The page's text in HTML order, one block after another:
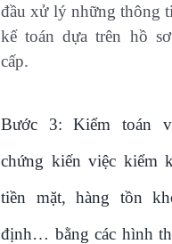
đầu xử lý những thông
kế toán dựa trên hồ
Bước 3: Kiểm toán
chứng kiến việc kiểm
tiền mặt, hàng tồn
định… bằng các hình